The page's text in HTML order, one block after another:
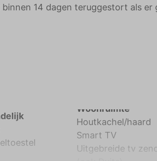
14 dagen teruggestort als er
Houtkachel/haard
Smart TV
Uitgebreide tv